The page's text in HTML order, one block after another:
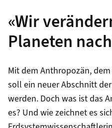
«Wir
Planeten
Mit dem Anthropozän,
soll ein neuer Abschnitt
werden. Doch was ist das
es? Und wie zeichnet es